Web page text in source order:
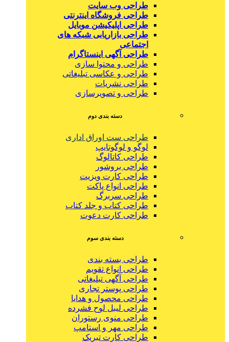
طراحی وب سایت
طراحی فروشگاه اینترنتی
طراحی اپلیکیشن موبایل
طراحی بازاریابی شبکه های
اجتماعی
طراحی آگهی اینستاگرام
طراحی و محتوا سازی
طراحی و عکاسی تبلیغاتی
طراحی نشریات
طراحی و تصویرسازی
دسته بندی دوم
طراحی ست اوراق اداری
لوگو و لوگوتایپ
طراحی کاتالوگ
طراحی بروشور
طراحی کارت ویزیت
طراحی انواع پاکت
طراحی سربرگ
طراحی کتاب و جلد کتاب
طراحی کارت دعوت
دسته بندی سوم
طراحی بسته بندی
طراحی انواع تقویم
طراحی آگهی تبلیغاتی
طراحی پوستر تجاری
طراحی محصول و هدایا
طراحی لیبل لوح فشرده
طراحی منوی رستوران
طراحی مهر و استامپ
طراحی کارت تبریک